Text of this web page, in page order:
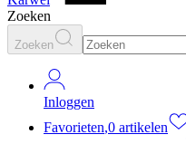
Zoeken
Zoeken
Inloggen
Favorieten,0 artikelen